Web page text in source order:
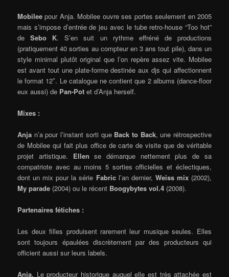
Mobileepour Anja. Mobilee ouvre ses portes seulement en 2005
mais s’impose d’entrée de jeu avec le tube retro-house “Too hot”
deSebo K. S’en suit un rythme effréné de productions
(pratiquement 40 sorties au compteur en 3 ans tout pile), dans un
style minimal plutôt original que l’on repère assez vite. Mobilee
est avant tout une plate-forme destinée aux djs qui affectionnent
le format 12″. Le catalogue ne contient que 2 albums (dance-floor
eux aussi) de Pan-Pot et d’Anja herself.
Mixes :
Anja n’a pour l’instant sorti que Back to Back, une rétrospective
de Mobilee qui fait plus office de carte de visite que de véritable
projet artistique. Ellense démarque nettement plus de sa
compatriote avec au moins 5 sorties officielles et éclectiques,
dont un mix pour la série Fabric l’an dernier, Weiss mix(2002),
My parade (2004) ou le récent Boogybytes vol.4 (2008).
Partenaires fétiches :
Les deux filles produisent rarement leur musique seules. Elles
sont toujours épaulées discrètement par des producteurs qui
officient aussi sur leurs labels.
Anja. Le producteur historique auquel elle est très attachée est